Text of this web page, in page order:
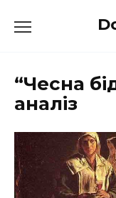
до
“Чесна
аналіз